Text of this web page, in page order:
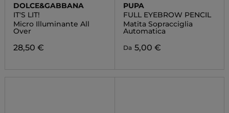
DOLCE&GABBANA
IT'S LIT!
Micro Illuminante All
Over
28,50 €
PUPA
FULL EYEBROW PENCIL
Matita Sopracciglia
Automatica
Da 5,00 €